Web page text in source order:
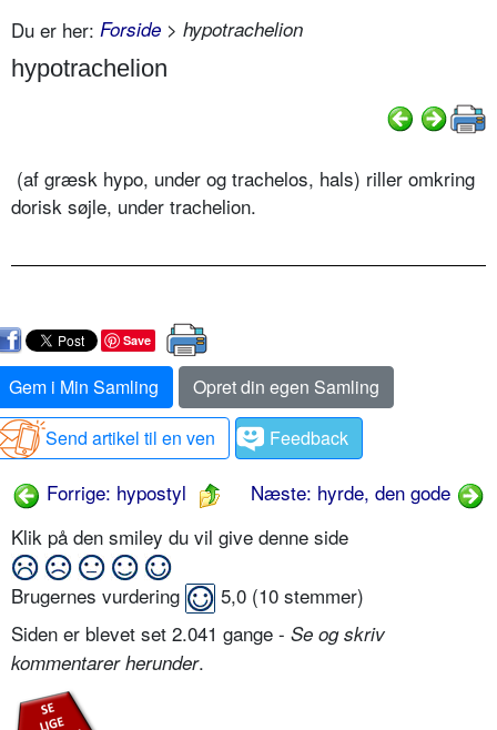
Du er her: Forside > hypotrachelion
hypotrachelion
(af græsk hypo, under og trachelos, hals) riller omkring
dorisk søjle, under trachelion.
Save
Gem i Min Samling
Opret din egen Samling
Send artikel til en ven
Feedback
Forrige: hypostyl
Næste: hyrde, den gode
Klik på den smiley du vil give denne side
Brugernes vurdering 5,0 (10 stemmer)
Siden er blevet set 2.041 gange - Se og skriv
kommentarer herunder.